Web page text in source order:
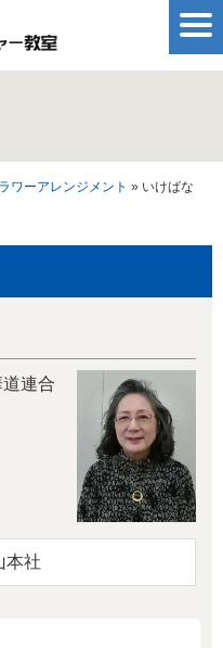
ワーアレンジメント » いけばな
連合
本社